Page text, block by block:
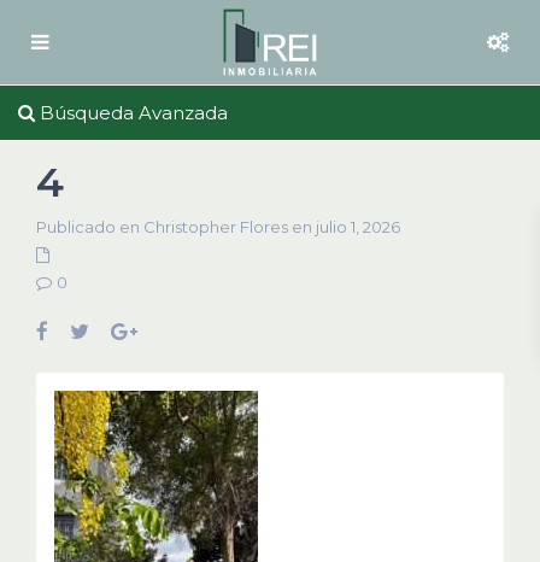
Búsqueda Avanzada
4
Publicado en Christopher Flores en julio 1, 2026
0